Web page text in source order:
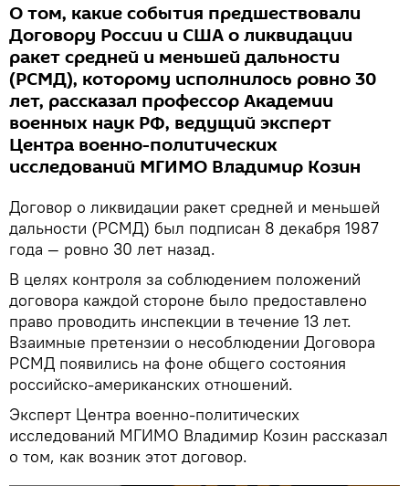
О том, какие события предшествовали
Договору России и США о ликвидации
ракет средней и меньшей дальности
(РСМД), которому исполнилось ровно 30
лет, рассказал профессор Академии
военных наук РФ, ведущий эксперт
Центра военно-политических
исследований МГИМО Владимир Козин
Договор о ликвидации ракет средней и меньшей
дальности (РСМД) был подписан 8 декабря 1987
года — ровно 30 лет назад.
В целях контроля за соблюдением положений
договора каждой стороне было предоставлено
право проводить инспекции в течение 13 лет.
Взаимные претензии о несоблюдении Договора
РСМД появились на фоне общего состояния
российско-американских отношений.
Эксперт Центра военно-политических
исследований МГИМО Владимир Козин рассказал
о том, как возник этот договор.